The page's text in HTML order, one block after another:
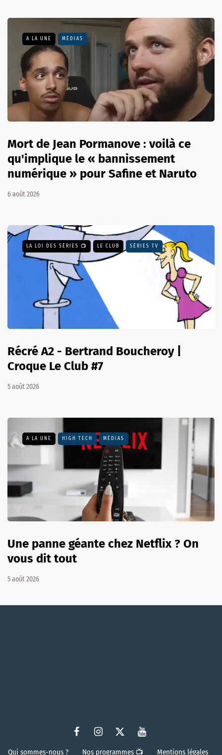
A LA UNE MÉDIAS
Mort de Jean Pormanove : voilà ce
qu'implique le « bannissement
numérique » pour Safine et Naruto
6 août 2026
LA LOI DES SÉRIES 📺 LE CLUB SÉRIES TV
Récré A2 - Bertrand Boucheroy |
Croque Le Club #7
5 août 2026
A LA UNE HIGH TECH MÉDIAS
Une panne géante chez Netflix ? On
vous dit tout
5 août 2026
Qui sommes-nous ? Nos programmes 📺 Mentions légales